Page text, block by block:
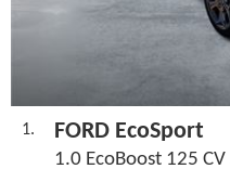
1. FORD EcoSport
1.0 EcoBoost 125